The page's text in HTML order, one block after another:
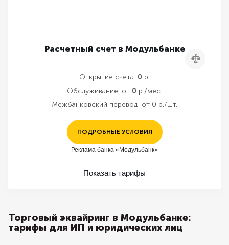
Расчетный счет в Модульбанке
Сравнить
Открытие счета: 0 р.
Обслуживание: от 0 р./мес.
Межбанковский перевод: от 0 р./шт.
ПОДРОБНЫЕ УСЛОВИЯ
Реклама банка «Модульбанк»
Показать тарифы
Торговый эквайринг в Модульбанке:
тарифы для ИП и юридических лиц